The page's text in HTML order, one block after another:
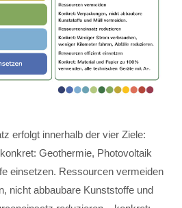
erfolgt innerhalb der vier Ziele:
Geothermie, Photovoltaik
einsetzen. Ressourcen vermeiden
nicht abbaubare Kunststoffe und